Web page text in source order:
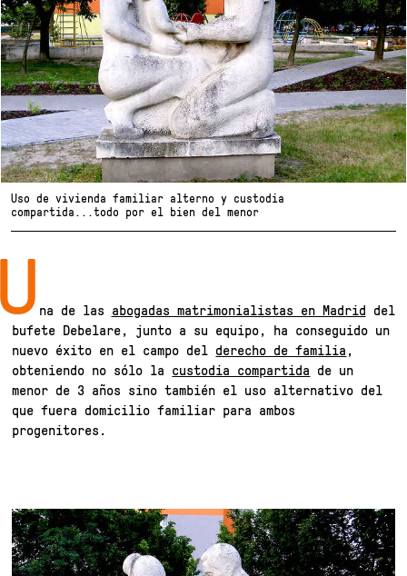
Uso de vivienda familiar alterno y custodia
compartida...todo por el bien del menor
na de las abogadas matrimonialistas en Madrid del
bufete Debelare, junto a su equipo, ha conseguido un
nuevo éxito en el campo del derecho de familia ,
obteniendo no sólo la custodia compartida de un
menor de 3 años sino también el uso alternativo del
que fuera domicilio familiar para ambos
progenitores.